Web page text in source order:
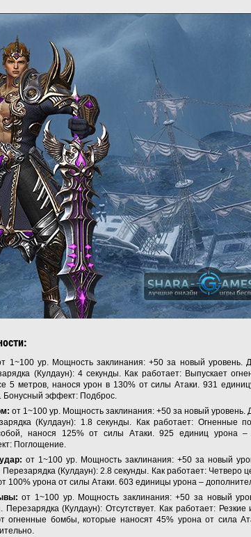
1~100 ур. Мощность заклинания: +50 за новый уровень.
(Кулдаун): 4 секунды. Как работает: Выпускает
5 метров, нанося урон в 130% от силы Атаки. 931
Бонусный эффект: Подброс.
от 1~100 ур. Мощность заклинания: +50 за новый уровень.
(Кулдаун): 1.8 секунды. Как работает: Огненные
нанося 125% от силы Атаки. 925 единиц урона –
Поглощение.
от 1~100 ур. Мощность заклинания: +50 за новый
(Кулдаун): 2.8 секунды. Как работает: Четверо
100% урона от силы Атаки. 603 единицы урона –
от 1~100 ур. Мощность заклинания: +50 за новый
Перезарядка (Кулдаун): Отсутствует. Как работает: Резкие
огненные бомбы, которые наносят 45% урона от сила